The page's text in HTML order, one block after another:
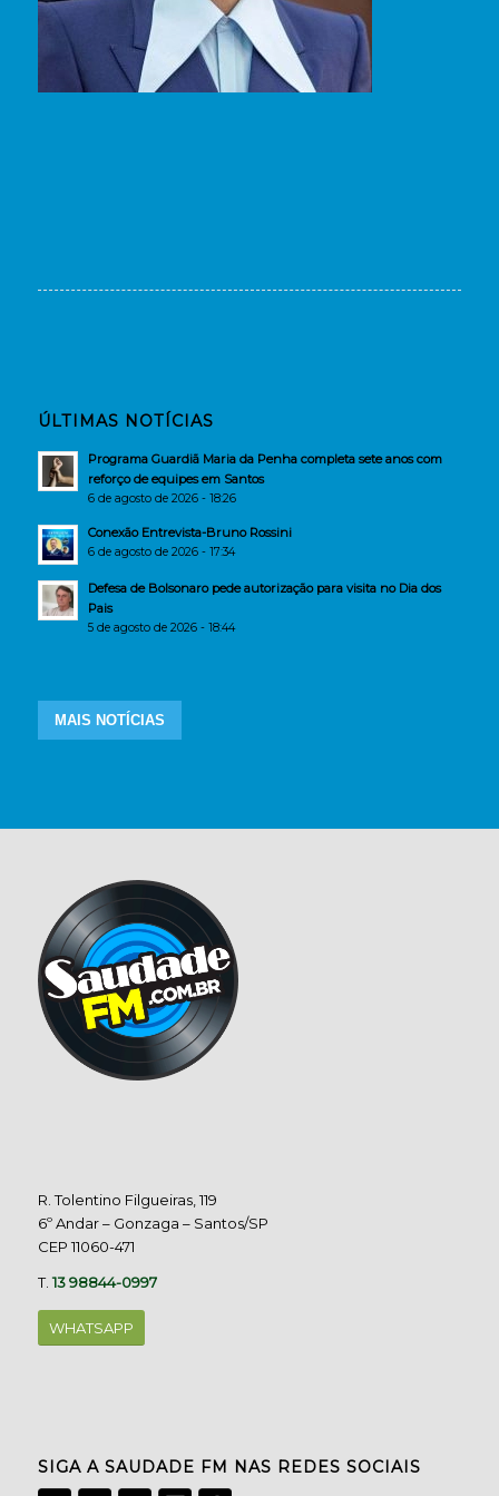
ÚLTIMAS NOTÍCIAS
Programa Guardiã Maria da Penha completa sete anos com
reforço de equipes em Santos
6 de agosto de 2026 - 18:26
Conexão Entrevista-Bruno Rossini
6 de agosto de 2026 - 17:34
Defesa de Bolsonaro pede autorização para visita no Dia dos
Pais
5 de agosto de 2026 - 18:44
MAIS NOTÍCIAS
R. Tolentino Filgueiras, 119
6º Andar – Gonzaga – Santos/SP
CEP 11060-471
T.13 98844-0997
WHATSAPP
SIGA A SAUDADE FM NAS REDES SOCIAIS